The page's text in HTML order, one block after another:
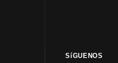
SíGUENOS